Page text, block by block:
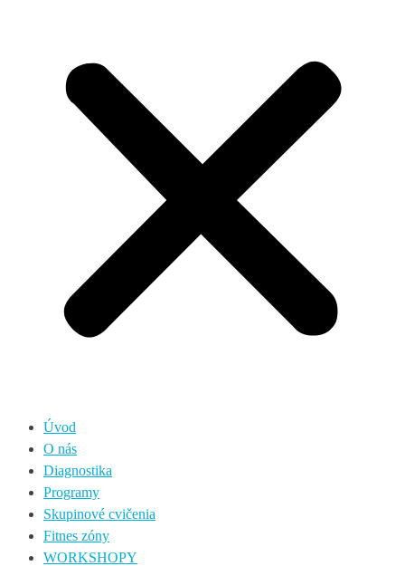
Úvod
O nás
Diagnostika
Programy
Skupinové cvičenia
Fitnes zóny
WORKSHOPY